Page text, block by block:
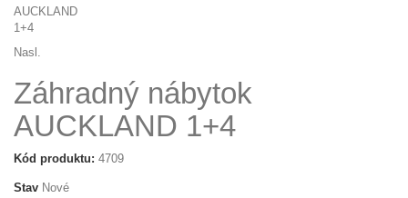
Nasl.
Záhradný nábytok
AUCKLAND 1+4
Kód produktu: 4709
Stav Nové